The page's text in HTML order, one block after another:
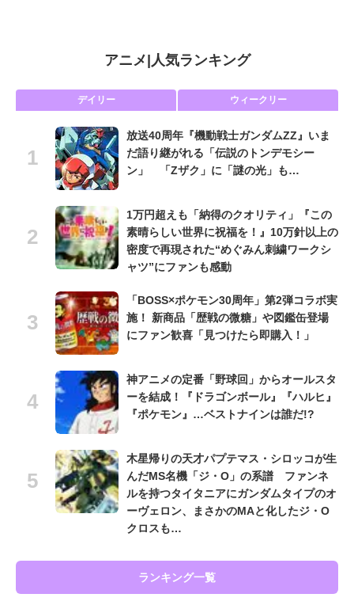
アニメ| 人気ランキング
デイリー ウィークリー
放送40周年『機動戦士ガンダムZZ』いま
だ語り継がれる「伝説のトンデモシー
ン」 「Zザク」に「謎の光」も…
1万円超えも「納得のクオリティ」『この
素晴らしい世界に祝福を！』10万針以上の
密度で再現された“めぐみん刺繍ワークシ
ャツ”にファンも感動
「BOSS×ポケモン30周年」第2弾コラボ実
施！ 新商品「歴戦の微糖」や図鑑缶登場
にファン歓喜「見つけたら即購入！」
神アニメの定番「野球回」からオールスタ
ーを結成！『ドラゴンボール』『ハルヒ』
『ポケモン』…ベストナインは誰だ!?
木星帰りの天才パプテマス・シロッコが生
んだMS名機「ジ・O」の系譜 ファンネ
ルを持つタイタニアにガンダムタイプのオ
ーヴェロン、まさかのMAと化したジ・O
クロスも…
ランキング一覧